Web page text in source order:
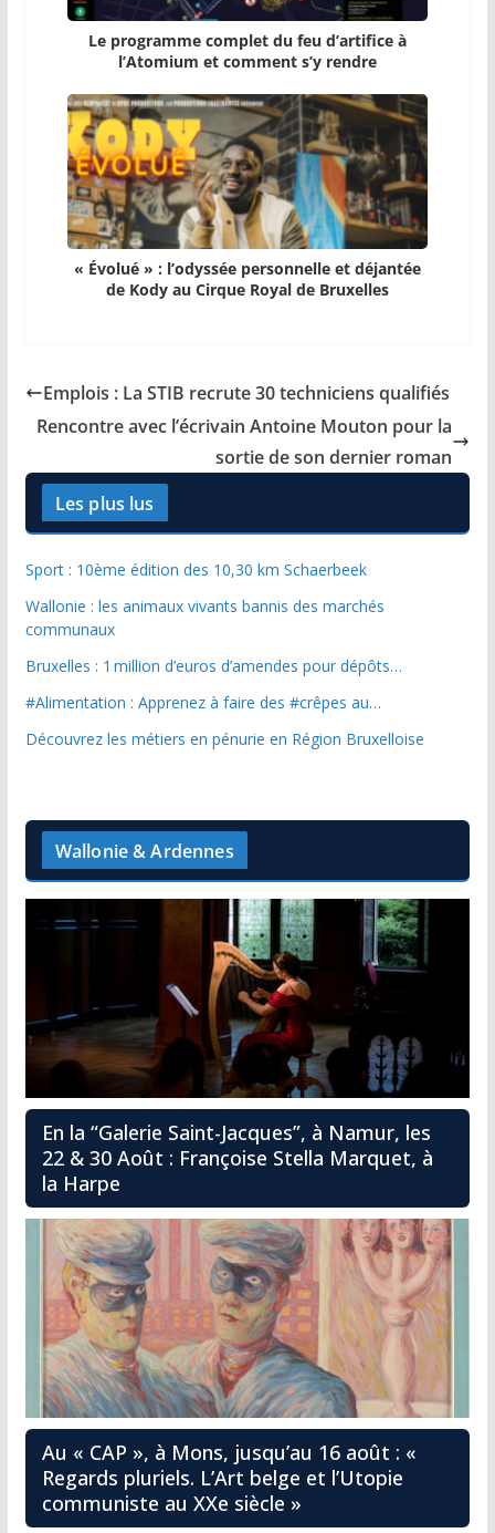
Le programme complet du feu d’artifice à
l’Atomium et comment s’y rendre
« Évolué » : l’odyssée personnelle et déjantée
de Kody au Cirque Royal de Bruxelles
Emplois : La STIB recrute 30 techniciens qualifiés
Rencontre avec l’écrivain Antoine Mouton pour la
sortie de son dernier roman
Les plus lus
Sport : 10ème édition des 10,30 km Schaerbeek
Wallonie : les animaux vivants bannis des marchés
communaux
Bruxelles : 1 million d’euros d’amendes pour dépôts…
#Alimentation : Apprenez à faire des #crêpes au…
Découvrez les métiers en pénurie en Région Bruxelloise
Wallonie & Ardennes
En la “Galerie Saint-Jacques”, à Namur, les
22 & 30 Août : Françoise Stella Marquet, à
la Harpe
Au « CAP », à Mons, jusqu’au 16 août : «
Regards pluriels. L’Art belge et l’Utopie
communiste au XXe siècle »